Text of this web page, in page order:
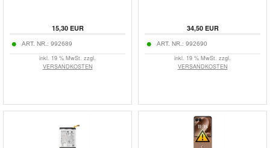
15,30EUR
ART. NR.: 992689
inkl. 19 % MwSt. zzgl.
VERSANDKOSTEN
34,50EUR
ART. NR.: 992690
inkl. 19 % MwSt. zzgl.
VERSANDKOSTEN